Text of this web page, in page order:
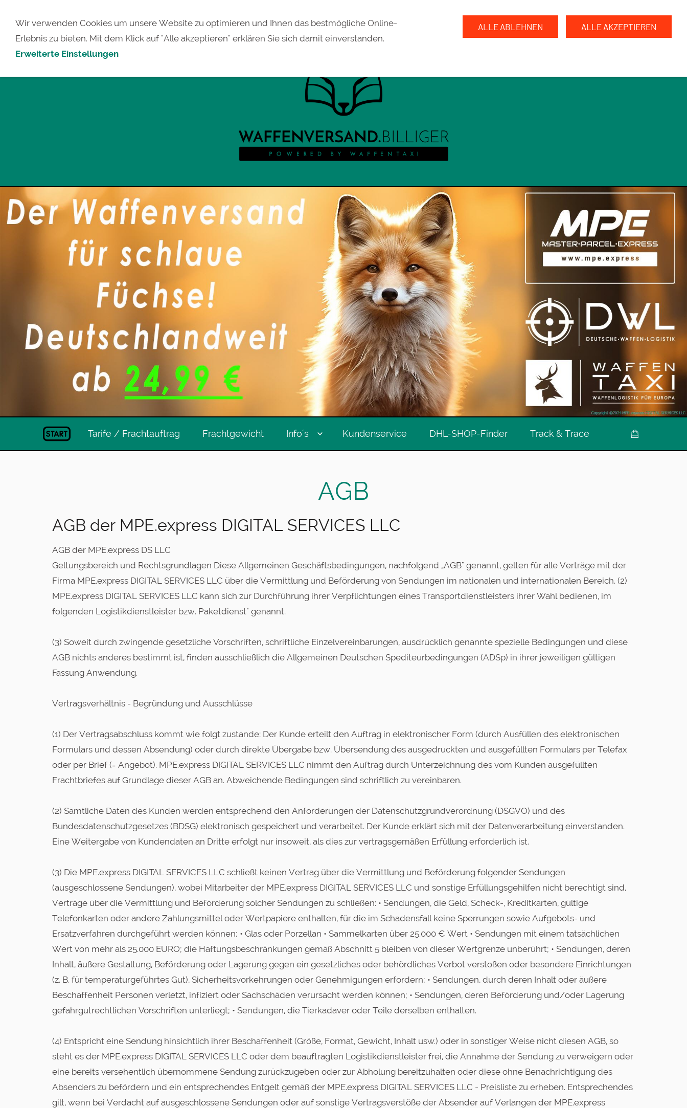
Tarife / Frachtauftrag Frachtgewicht Info´s Kundenservice DHL-SHOP-Finder Track & Trace
AGB
AGB der MPE.express DIGITAL SERVICES LLC
AGB der MPE.express DS LLC
Geltungsbereich und Rechtsgrundlagen Diese Allgemeinen Geschäftsbedingungen, nachfolgend „AGB" genannt, gelten für alle Verträge mit der
Firma MPE.express DIGITAL SERVICES LLC über die Vermittlung und Beförderung von Sendungen im nationalen und internationalen Bereich. (2)
MPE.express DIGITAL SERVICES LLC kann sich zur Durchführung ihrer Verpflichtungen eines Transportdienstleisters ihrer Wahl bedienen, im
folgenden Logistikdienstleister bzw. Paketdienst" genannt.
(3) Soweit durch zwingende gesetzliche Vorschriften, schriftliche Einzelvereinbarungen, ausdrücklich genannte spezielle Bedingungen und diese
AGB nichts anderes bestimmt ist, finden ausschließlich die Allgemeinen Deutschen Spediteurbedingungen (ADSp) in ihrer jeweiligen gültigen
Fassung Anwendung.
Vertragsverhältnis - Begründung und Ausschlüsse
(1) Der Vertragsabschluss kommt wie folgt zustande: Der Kunde erteilt den Auftrag in elektronischer Form (durch Ausfüllen des elektronischen
Formulars und dessen Absendung) oder durch direkte Übergabe bzw. Übersendung des ausgedruckten und ausgefüllten Formulars per Telefax
oder per Brief (= Angebot). MPE.express DIGITAL SERVICES LLC nimmt den Auftrag durch Unterzeichnung des vom Kunden ausgefüllten
Frachtbriefes auf Grundlage dieser AGB an. Abweichende Bedingungen sind schriftlich zu vereinbaren.
(2) Sämtliche Daten des Kunden werden entsprechend den Anforderungen der Datenschutzgrundverordnung (DSGVO) und des
Bundesdatenschutzgesetzes (BDSG) elektronisch gespeichert und verarbeitet. Der Kunde erklärt sich mit der Datenverarbeitung einverstanden.
Eine Weitergabe von Kundendaten an Dritte erfolgt nur insoweit, als dies zur vertragsgemäßen Erfüllung erforderlich ist.
(3) Die MPE.express DIGITAL SERVICES LLC schließt keinen Vertrag über die Vermittlung und Beförderung folgender Sendungen
(ausgeschlossene Sendungen), wobei Mitarbeiter der MPE.express DIGITAL SERVICES LLC und sonstige Erfüllungsgehilfen nicht berechtigt sind,
Verträge über die Vermittlung und Beförderung solcher Sendungen zu schließen: • Sendungen, die Geld, Scheck-, Kreditkarten, gültige
Telefonkarten oder andere Zahlungsmittel oder Wertpapiere enthalten, für die im Schadensfall keine Sperrungen sowie Aufgebots- und
Ersatzverfahren durchgeführt werden können; • Glas oder Porzellan • Sammelkarten über 25.000 € Wert • Sendungen mit einem tatsächlichen
Wert von mehr als 25.000 EURO; die Haftungsbeschränkungen gemäß Abschnitt 5 bleiben von dieser Wertgrenze unberührt; • Sendungen, deren
Inhalt, äußere Gestaltung, Beförderung oder Lagerung gegen ein gesetzliches oder behördliches Verbot verstoßen oder besondere Einrichtungen
(z. B. für temperaturgeführtes Gut), Sicherheitsvorkehrungen oder Genehmigungen erfordern; • Sendungen, durch deren Inhalt oder äußere
Beschaffenheit Personen verletzt, infiziert oder Sachschäden verursacht werden können; • Sendungen, deren Beförderung und/oder Lagerung
gefahrgutrechtlichen Vorschriften unterliegt; • Sendungen, die Tierkadaver oder Teile derselben enthalten.
(4) Entspricht eine Sendung hinsichtlich ihrer Beschaffenheit (Größe, Format, Gewicht, Inhalt usw.) oder in sonstiger Weise nicht diesen AGB, so
steht es der MPE.express DIGITAL SERVICES LLC oder dem beauftragten Logistikdienstleister frei, die Annahme der Sendung zu verweigern oder
eine bereits versehentlich übernommene Sendung zurückzugeben oder zur Abholung bereitzuhalten oder diese ohne Benachrichtigung des
Absenders zu befördern und ein entsprechendes Entgelt gemäß der MPE.express DIGITAL SERVICES LLC - Preisliste zu erheben. Entsprechendes
gilt, wenn bei Verdacht auf ausgeschlossene Sendungen oder auf sonstige Vertragsverstöße der Absender auf Verlangen der MPE.express
Wir verwenden Cookies um unsere Website zu optimieren und Ihnen das bestmögliche Online-
Erlebnis zu bieten. Mit dem Klick auf "Alle akzeptieren" erklären Sie sich damit einverstanden.
Erweiterte Einstellungen
ALLE AKZEPTIEREN
ALLE ABLEHNEN